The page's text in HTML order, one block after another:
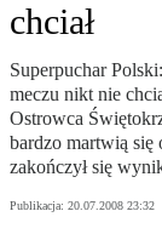
chciał
Superpuchar
meczu nikt nie
Ostrowca
bardzo martwią się
zakończył się
Publikacja: 20.07.2008 23:32